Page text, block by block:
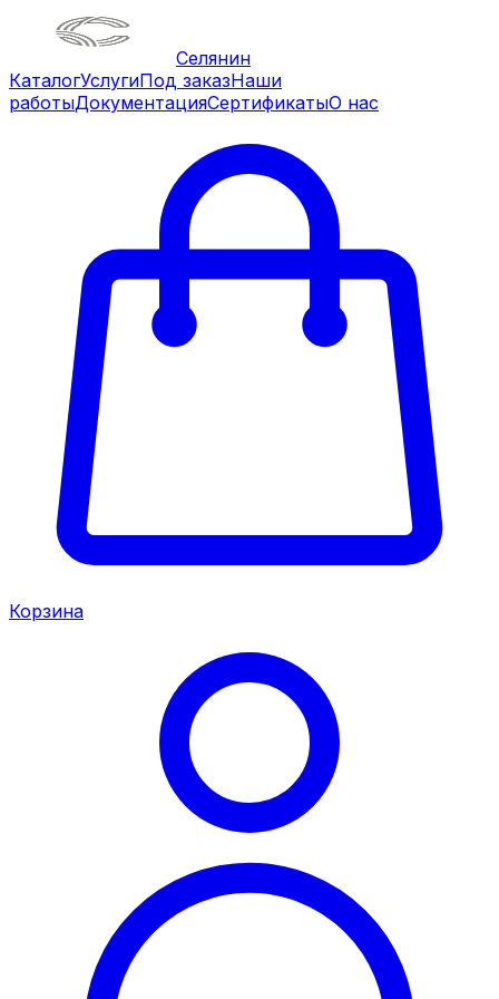
Селянин
КаталогУслугиПод заказНаши
работыДокументацияСертификатыО нас
Корзина